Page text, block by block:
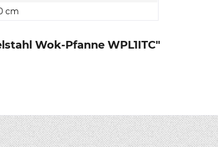
cm
Wok-Pfanne WPL1ITC"